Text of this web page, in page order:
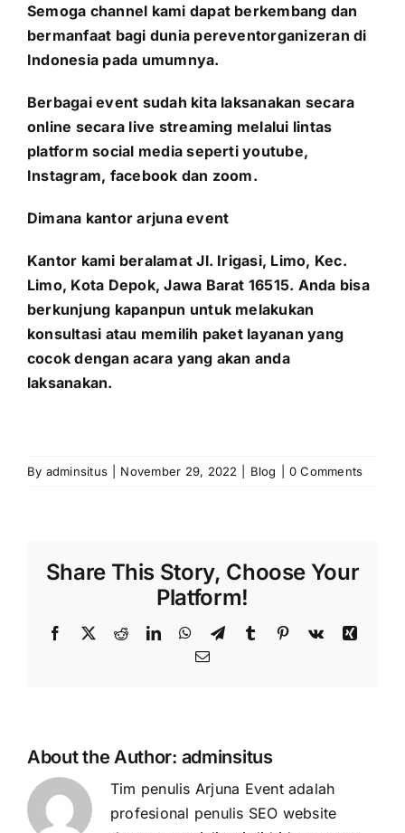
Semoga channel kami dapat berkembang dan
bermanfaat bagi dunia pereventorganizeran di
Indonesia pada umumnya.
Berbagai event sudah kita laksanakan secara
online secara live streaming melalui lintas
platform social media seperti youtube,
Instagram, facebook dan zoom.
Dimana kantor arjuna event
Kantor kami beralamat Jl. Irigasi, Limo, Kec.
Limo, Kota Depok, Jawa Barat 16515. Anda bisa
berkunjung kapanpun untuk melakukan
konsultasi atau memilih paket layanan yang
cocok dengan acara yang akan anda
laksanakan.
By adminsitus November 29, 2022 Blog 0 Comments
Share This Story, Choose Your
Platform!
Facebook
X RedditLinkedInWhatsApp
TelegramTumblr Pinterest
Vk
Xing
Email
About the Author: adminsitus
Tim penulis Arjuna Event adalah
profesional penulis SEO website